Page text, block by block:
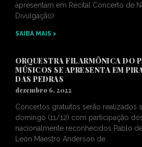
apresentam em Recital Concerto de
Divulgação)
SAIBA MAIS >
ORQUESTRA FILARMÔNICA DO
MÚSICOS SE APRESENTA EM
DAS PEDRAS
dezembro 6, 2022
Concertos gratuitos serão realizados
domingo (11/12) com participação
nacionalmente reconhecidos Pablo
León Maestro Anderson de